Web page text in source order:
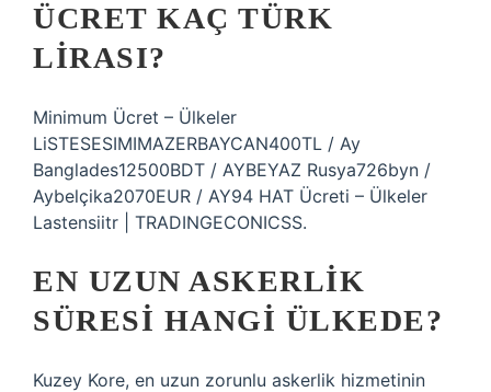
ÜCRET KAÇ TÜRK
LIRASI?
Minimum Ücret – Ülkeler
LiSTESESIMIMAZERBAYCAN400TL / Ay
Banglades12500BDT / AYBEYAZ Rusya726byn /
Aybelçika2070EUR / AY94 HAT Ücreti – Ülkeler
Lastensiitr | TRADINGECONICSS.
EN UZUN ASKERLIK
SÜRESI HANGI ÜLKEDE?
Kuzey Kore, en uzun zorunlu askerlik hizmetinin